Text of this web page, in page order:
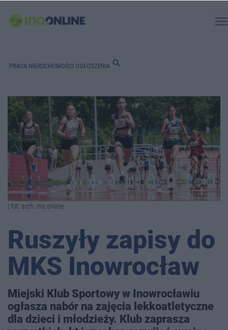
PRACA NIERUCHOMOŚCI OGŁOSZENIA search
| fot. arch. Ino.online
Ruszyły zapisy do
MKS Inowrocław
Miejski Klub Sportowy w Inowrocławiu
ogłasza nabór na zajęcia lekkoatletyczne
dla dzieci i młodzieży. Klub zaprasza